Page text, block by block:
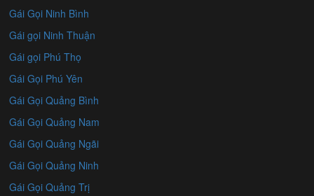
Gái Gọi Ninh Bình
Gái gọi Ninh Thuận
Gái gọi Phú Thọ
Gái Gọi Phú Yên
Gái Gọi Quảng Bình
Gái Gọi Quảng Nam
Gái Gọi Quảng Ngãi
Gái Gọi Quảng Ninh
Gái Gọi Quảng Trị